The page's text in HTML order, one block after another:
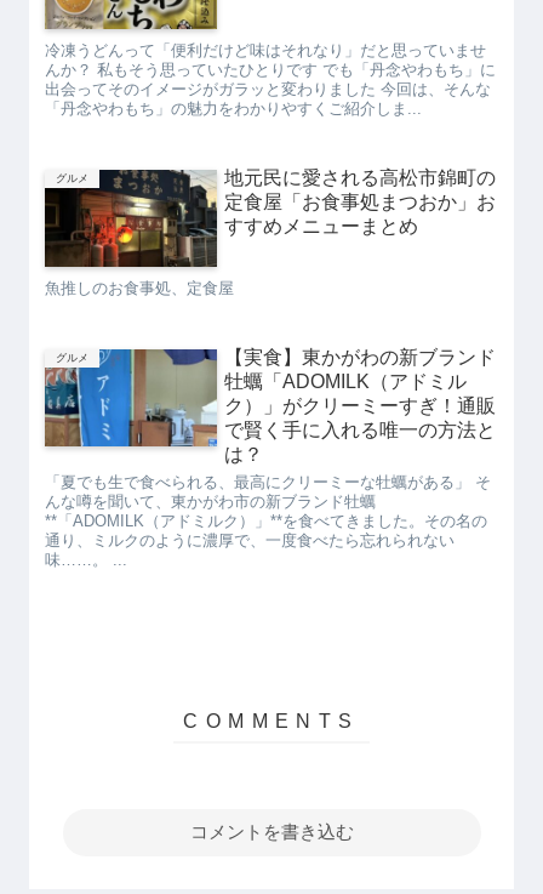
冷凍うどんって「便利だけど味はそれなり」だと思っていませ
んか？ 私もそう思っていたひとりです でも「丹念やわもち」に
出会ってそのイメージがガラッと変わりました 今回は、そんな
「丹念やわもち」の魅力をわかりやすくご紹介しま...
グルメ
地元民に愛される高松市錦町の
定食屋「お食事処まつおか」お
すすめメニューまとめ
魚推しのお食事処、定食屋
グルメ
【実食】東かがわの新ブランド
牡蠣「ADOMILK（アドミル
ク）」がクリーミーすぎ！通販
で賢く手に入れる唯一の方法と
は？
「夏でも生で食べられる、最高にクリーミーな牡蠣がある」 そ
んな噂を聞いて、東かがわ市の新ブランド牡蠣
**「ADOMILK（アドミルク）」**を食べてきました。その名の
通り、ミルクのように濃厚で、一度食べたら忘れられない
味……。 ...
コメントを書き込む